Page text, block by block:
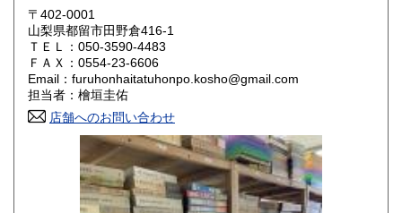
岡山県
山口県 800円
香川県 800円 愛媛県
高知県 800円
800円 長崎県
800円 大分県
〒402-0001
山梨県都留市田野倉416-1
ＴＥＬ：050-3590-4483
ＦＡＸ：0554-23-6606
Email：furuhonhaitatuhonpo.kosho@gmail.com
担当者：檜垣圭佑
店舗へのお問い合わせ